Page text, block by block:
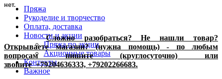
Пряжа
Рукоделие и творчество
Оплата, доставка
Новости и акции
Пряжа по акции
Акционные товары
Контакты
Важное
нет.
Сложно разобраться? Не нашли товар?
Открываете магазин? (нужна помощь) - по любым
вопросам пишите (круглосуточно) или
звоните+79204636333, +79202266683.